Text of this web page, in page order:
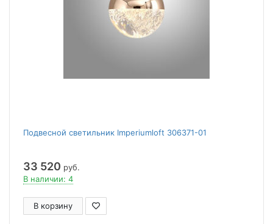
Подвесной светильник Imperiumloft 306371-01
33 520 руб.
В наличии: 4
В корзину